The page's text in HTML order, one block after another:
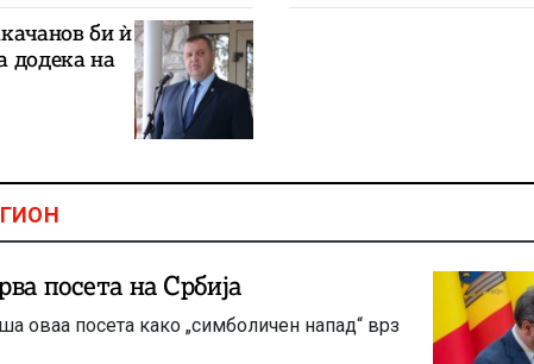
би ѝ
додека на
посета на Србија
оваа посета како „симболичен напад“ врз